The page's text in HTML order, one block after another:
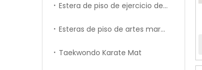
Estera de piso de ejercicio de gimnasia
Esteras de piso de artes marciales de MMA Tatami
Taekwondo Karate Mat